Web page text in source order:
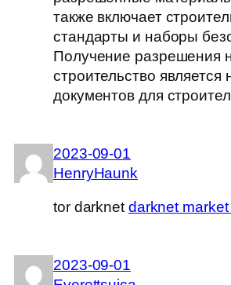
также включает
стандарты и наборы
Получение разрешения
строительство
документов для
2023-09-01
HenryHaunk
tor darknetdarknet market
2023-09-01